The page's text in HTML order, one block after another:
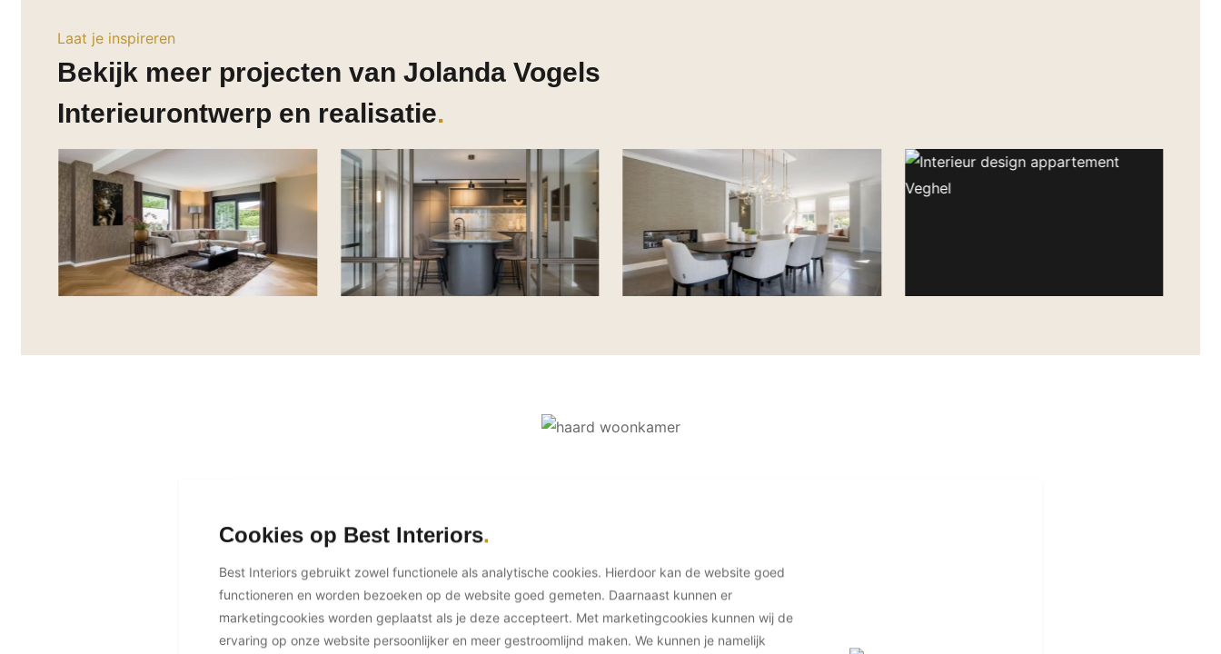
Laat je inspireren
Bekijk meer projecten van Jolanda Vogels
Interieurontwerp en realisatie
Cookies op Best Interiors
Best Interiors gebruikt zowel functionele als analytische cookies. Hierdoor kan de website goed
functioneren en worden bezoeken op de website goed gemeten. Daarnaast kunnen er
marketingcookies worden geplaatst als je deze accepteert. Met marketingcookies kunnen wij de
ervaring op onze website persoonlijker en meer gestroomlijnd maken. We kunnen je namelijk